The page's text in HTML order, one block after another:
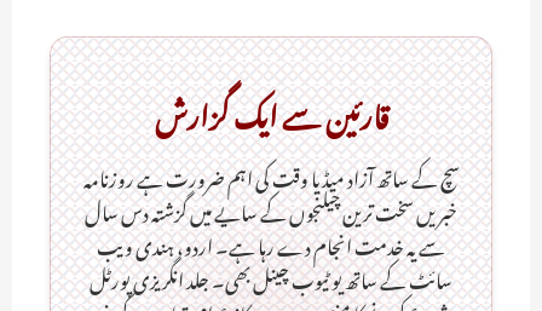
قارئین سے ایک گزارش
سچ کے ساتھ آزاد میڈیا وقت کی اہم ضرورت ہےـ روزنامہ
خبریں سخت ترین چیلنجوں کے سایے میں گزشتہ دس سال
سے یہ خدمت انجام دے رہا ہے۔ اردو، ہندی ویب
سائٹ کے ساتھ یو ٹیوب چینل بھی۔ جلد انگریزی پورٹل